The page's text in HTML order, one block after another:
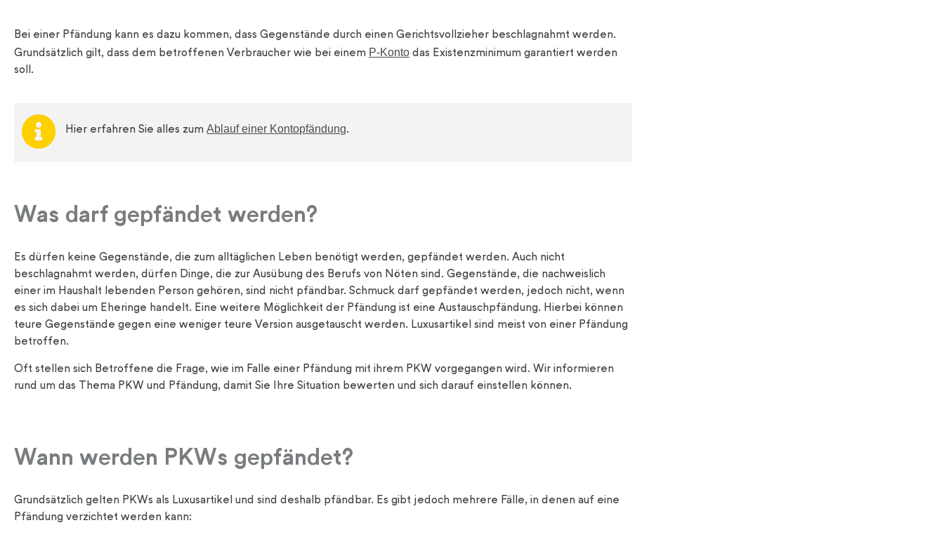
Bei einer Pfändung kann es dazu kommen, dass Gegenstände durch einen Gerichtsvollzieher beschlagnahmt werden.
Grundsätzlich gilt, dass dem betroffenen Verbraucher wie bei einem P-Konto das Existenzminimum garantiert werden
soll.
Hier erfahren Sie alles zumAblauf einer Kontopfändung.
Was darf gepfändet werden?
Es dürfen keine Gegenstände, die zum alltäglichen Leben benötigt werden, gepfändet werden. Auch nicht
beschlagnahmt werden, dürfen Dinge, die zur Ausübung des Berufs von Nöten sind. Gegenstände, die nachweislich
einer im Haushalt lebenden Person gehören, sind nicht pfändbar. Schmuck darf gepfändet werden, jedoch nicht, wenn
es sich dabei um Eheringe handelt. Eine weitere Möglichkeit der Pfändung ist eine Austauschpfändung. Hierbei können
teure Gegenstände gegen eine weniger teure Version ausgetauscht werden. Luxusartikel sind meist von einer Pfändung
betroffen.
Oft stellen sich Betroffene die Frage, wie im Falle einer Pfändung mit ihrem PKW vorgegangen wird. Wir informieren
rund um das Thema PKW und Pfändung, damit Sie Ihre Situation bewerten und sich darauf einstellen können.
Wann werden PKWs gepfändet?​
Grundsätzlich gelten PKWs als Luxusartikel und sind deshalb pfändbar. Es gibt jedoch mehrere Fälle, in denen auf eine
Pfändung verzichtet werden kann: